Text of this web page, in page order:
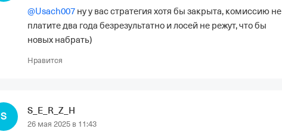
@Usach007 ну у вас стратегия хотя бы закрыта, комиссию не
платите два года безрезультатно и лосей не режут, что бы
новых набрать)
Нравится
S
S_E_R_Z_H
26 мая 2025 в 11:43